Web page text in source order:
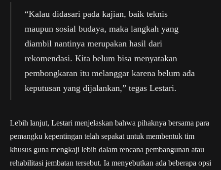
“Kalau didasari pada kajian, baik teknis
maupun sosial budaya, maka langkah yang
diambil nantinya merupakan hasil dari
rekomendasi. Kita belum bisa menyatakan
pembongkaran itu melanggar karena belum ada
keputusan yang dijalankan,” tegas Lestari.
Lebih lanjut, Lestari menjelaskan bahwa pihaknya bersama para
pemangku kepentingan telah sepakat untuk membentuk tim
khusus guna mengkaji lebih dalam rencana pembangunan atau
rehabilitasi jembatan tersebut. Ia menyebutkan ada beberapa opsi